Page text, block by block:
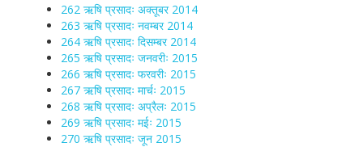
262 ऋषि प्रसादः अक्तूबर 2014
263 ऋषि प्रसादः नवम्बर 2014
264 ऋषि प्रसादः दिसम्बर 2014
265 ऋषि प्रसादः जनवरीः 2015
266 ऋषि प्रसादः फरवरीः 2015
267 ऋषि प्रसादः मार्चः 2015
268 ऋषि प्रसादः अप्रैलः 2015
269 ऋषि प्रसादः मईः 2015
270 ऋषि प्रसादः जून 2015